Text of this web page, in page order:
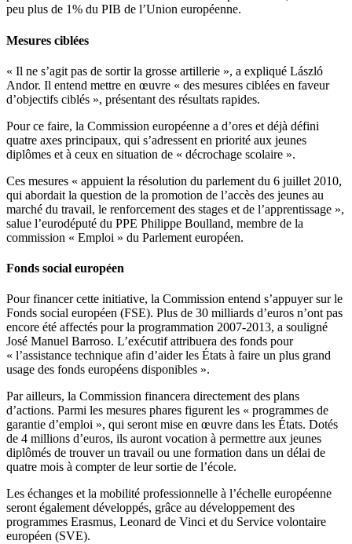
peu plus de 1% du PIB de l’Union européenne.
Mesures ciblées
« Il ne s’agit pas de sortir la grosse artillerie », a expliqué László
Andor. Il entend mettre en œuvre « des mesures ciblées en faveur
d’objectifs ciblés », présentant des résultats rapides.
Pour ce faire, la Commission européenne a d’ores et déjà défini
quatre axes principaux, qui s’adressent en priorité aux jeunes
diplômes et à ceux en situation de « décrochage scolaire ».
Ces mesures « appuient la résolution du parlement du 6 juillet 2010,
qui abordait la question de la promotion de l’accès des jeunes au
marché du travail, le renforcement des stages et de l’apprentissage »,
salue l’eurodéputé du PPE Philippe Boulland, membre de la
commission « Emploi » du Parlement européen.
Fonds social européen
Pour financer cette initiative, la Commission entend s’appuyer sur le
Fonds social européen (FSE). Plus de 30 milliards d’euros n’ont pas
encore été affectés pour la programmation 2007-2013, a souligné
José Manuel Barroso. L’exécutifattribuera des fonds pour
« l’assistance technique afin d’aider les États à faire un plus grand
usage des fonds européens disponibles ».
Par ailleurs, la Commission financera directement des plans
d’actions. Parmi les mesures phares figurent les « programmes de
garantie d’emploi », qui seront mise en œuvre dans les États. Dotés
de 4 millions d’euros, ils auront vocation à permettre aux jeunes
diplômés de trouver un travail ou une formation dans un délai de
quatre mois à compter de leur sortie de l’école.
Les échanges et la mobilité professionnelle à l’échelle européenne
seront également développés, grâce au développement des
programmes Erasmus, Leonard de Vinci et du Service volontaire
européen (SVE).